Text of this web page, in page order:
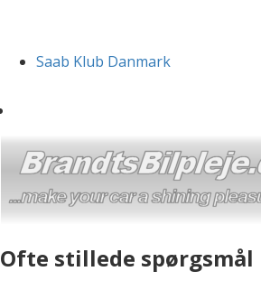
Saab Klub Danmark
Ofte stillede spørgsmål